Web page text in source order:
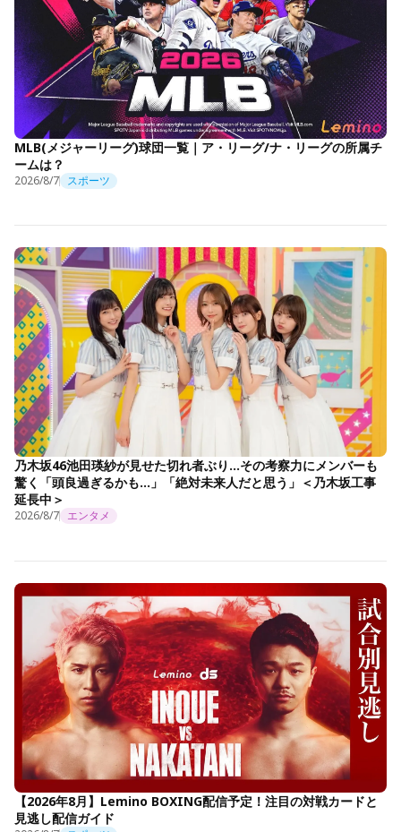
MLB(メジャーリーグ)球団一覧｜ア・リーグ/ナ・リーグの所属チ
ームは？
2026/8/7 スポーツ
乃木坂46池田瑛紗が見せた切れ者ぶり…その考察力にメンバーも
驚く「頭良過ぎるかも…」「絶対未来人だと思う」＜乃木坂工事
延長中＞
2026/8/7 エンタメ
【2026年8月】Lemino BOXING配信予定！注目の対戦カードと
見逃し配信ガイド